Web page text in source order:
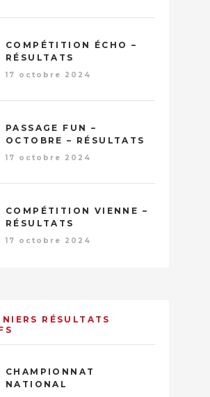
COMPÉTITION ÉCHO –
RÉSULTATS
17 octobre 2024
PASSAGE FUN –
OCTOBRE – RÉSULTATS
17 octobre 2024
COMPÉTITION VIENNE –
RÉSULTATS
17 octobre 2024
RÉSULTATS
CHAMPIONNAT
NATIONAL